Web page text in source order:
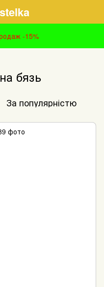
-15%
бязь
За популярністю